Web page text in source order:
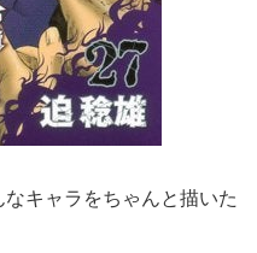
キャラをちゃんと描いた